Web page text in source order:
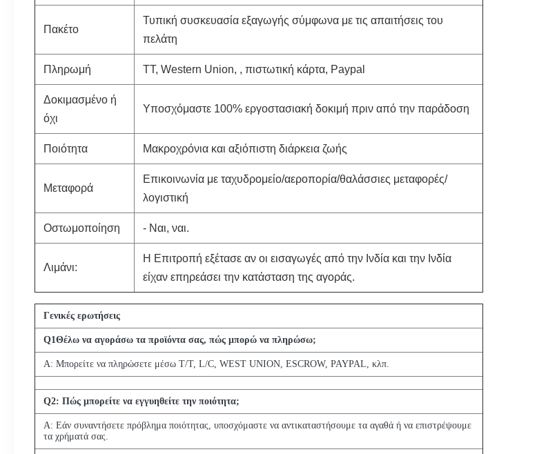
Πακέτο
Τυπική συσκευασία εξαγωγής σύμφωνα με τις απαιτήσεις του
πελάτη
Πληρωμή TT, Western Union, , πιστωτική κάρτα, Paypal
Δοκιμασμένο ή
όχι
Υποσχόμαστε 100% εργοστασιακή δοκιμή πριν από την παράδοση
Ποιότητα Μακροχρόνια και αξιόπιστη διάρκεια ζωής
Μεταφορά
Επικοινωνία με ταχυδρομείο/αεροπορία/θαλάσσιες μεταφορές/
λογιστική
Οστωμοποίηση - Ναι, ναι.
Λιμάνι:
Η Επιτροπή εξέτασε αν οι εισαγωγές από την Ινδία και την Ινδία
είχαν επηρεάσει την κατάσταση της αγοράς.
Γενικές ερωτήσεις
Q1Θέλω να αγοράσω τα προϊόντα σας, πώς μπορώ να πληρώσω;
Α: Μπορείτε να πληρώσετε μέσω T/T, L/C, WEST UNION, ESCROW, PAYPAL, κλπ.
Q2: Πώς μπορείτε να εγγυηθείτε την ποιότητα;
Α: Εάν συναντήσετε πρόβλημα ποιότητας, υποσχόμαστε να αντικαταστήσουμε τα αγαθά ή να επιστρέψουμε
τα χρήματά σας.